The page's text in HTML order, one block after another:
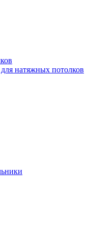
натяжных потолков